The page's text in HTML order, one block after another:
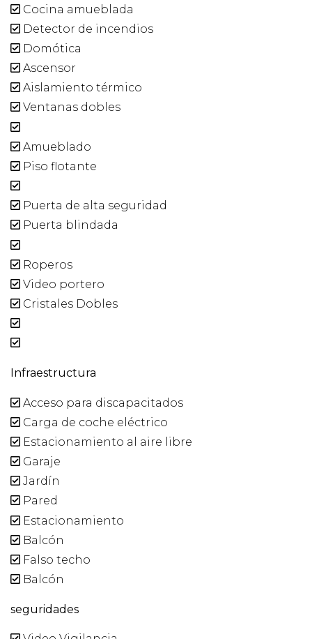
Cocina amueblada
Detector de incendios
Domótica
Ascensor
Aislamiento térmico
Ventanas dobles
Amueblado
Piso flotante
Puerta de alta seguridad
Puerta blindada
Roperos
Video portero
Cristales Dobles
Infraestructura
Acceso para discapacitados
Carga de coche eléctrico
Estacionamiento al aire libre
Garaje
Jardín
Pared
Estacionamiento
Balcón
Falso techo
Balcón
seguridades